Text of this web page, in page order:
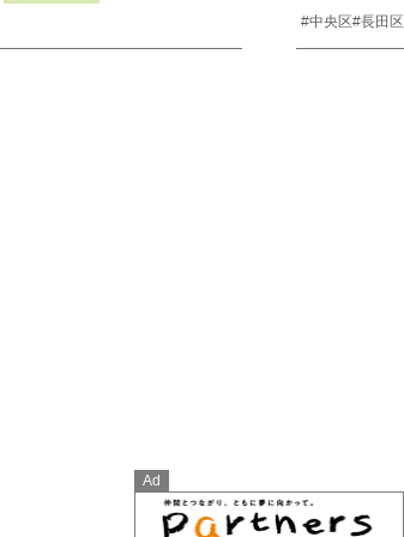
#中央区#長田区
Ad